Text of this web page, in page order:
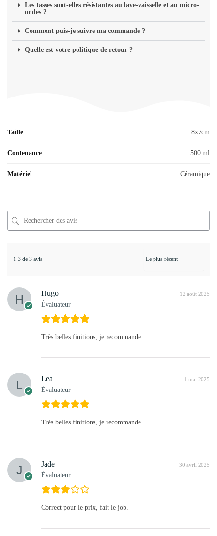
Les tasses sont-elles résistantes au lave-vaisselle et au micro-
ondes ?
Comment puis-je suivre ma commande ?
Quelle est votre politique de retour ?
Taille 8x7cm
Contenance 500 ml
Matériel Céramique
1-3 de 3 avis
Hugo
Évaluateur
12 août 2025
Très belles finitions, je recommande.
Lea
Évaluateur
1 mai 2025
Très belles finitions, je recommande.
Jade
Évaluateur
30 avril 2025
Correct pour le prix, fait le job.